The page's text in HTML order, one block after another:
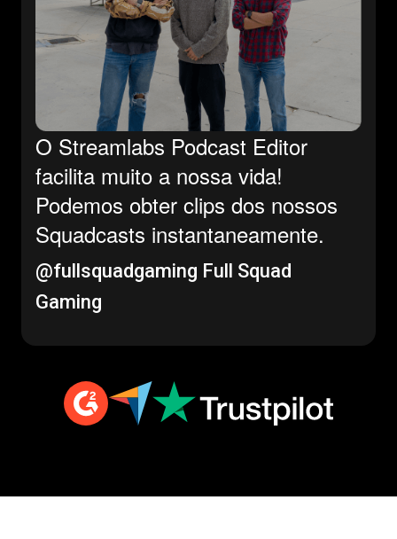
O Streamlabs Podcast Editor
facilita muito a nossa vida!
Podemos obter clips dos nossos
Squadcasts instantaneamente.
@fullsquadgaming Full Squad
Gaming